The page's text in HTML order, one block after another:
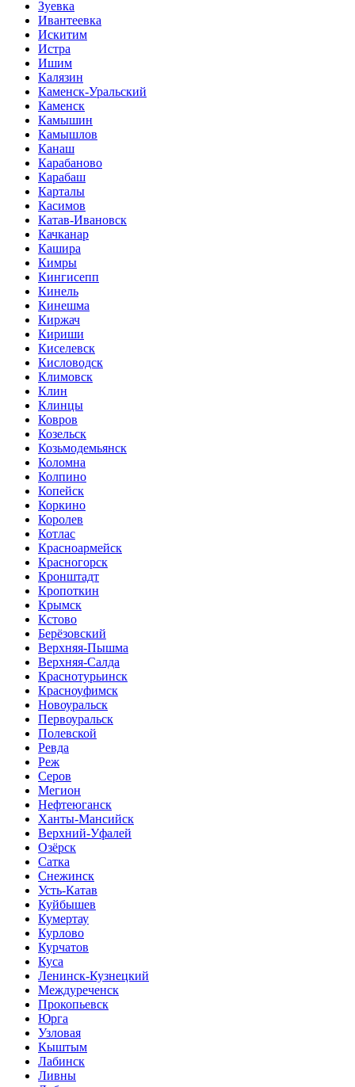
Зуевка
Ивантеевка
Искитим
Истра
Ишим
Калязин
Каменск-Уральский
Каменск
Камышин
Камышлов
Канаш
Карабаново
Карабаш
Карталы
Касимов
Катав-Ивановск
Качканар
Кашира
Кимры
Кингисепп
Кинель
Кинешма
Киржач
Кириши
Киселевск
Кисловодск
Климовск
Клин
Клинцы
Ковров
Козельск
Козьмодемьянск
Коломна
Колпино
Копейск
Коркино
Королев
Котлас
Красноармейск
Красногорск
Кронштадт
Кропоткин
Крымск
Кстово
Берёзовский
Верхняя-Пышма
Верхняя-Салда
Краснотурьинск
Красноуфимск
Новоуральск
Первоуральск
Полевской
Ревда
Реж
Серов
Мегион
Нефтеюганск
Ханты-Мансийск
Верхний-Уфалей
Озёрск
Сатка
Снежинск
Усть-Катав
Куйбышев
Кумертау
Курлово
Курчатов
Куса
Ленинск-Кузнецкий
Междуреченск
Прокопьевск
Юрга
Узловая
Кыштым
Лабинск
Ливны